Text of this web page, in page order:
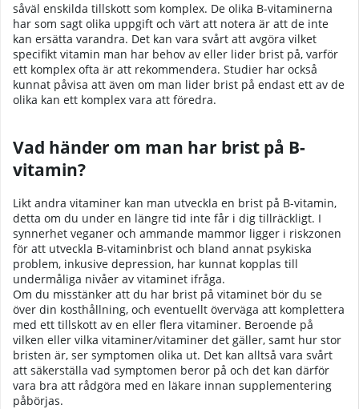
såväl enskilda tillskott som komplex. De olika B-vitaminerna
har som sagt olika uppgift och värt att notera är att de inte
kan ersätta varandra. Det kan vara svårt att avgöra vilket
specifikt vitamin man har behov av eller lider brist på, varför
ett komplex ofta är att rekommendera. Studier har också
kunnat påvisa att även om man lider brist på endast ett av de
olika kan ett komplex vara att föredra.
Vad händer om man har brist på B-
vitamin?
Likt andra vitaminer kan man utveckla en brist på B-vitamin,
detta om du under en längre tid inte får i dig tillräckligt. I
synnerhet veganer och ammande mammor ligger i riskzonen
för att utveckla B-vitaminbrist och bland annat psykiska
problem, inkusive depression, har kunnat kopplas till
undermåliga nivåer av vitaminet ifråga.
Om du misstänker att du har brist på vitaminet bör du se
över din kosthållning, och eventuellt överväga att komplettera
med ett tillskott av en eller flera vitaminer. Beroende på
vilken eller vilka vitaminer/vitaminer det gäller, samt hur stor
bristen är, ser symptomen olika ut. Det kan alltså vara svårt
att säkerställa vad symptomen beror på och det kan därför
vara bra att rådgöra med en läkare innan supplementering
påbörjas.